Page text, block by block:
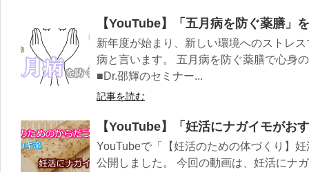
【YouTube】「五月病を防ぐ薬膳」
新年度が始まり、新しい環境へのストレ
病と言います。 五月病を防ぐ薬膳で心身
■Dr.邵輝のセミナー...
記事を読む
【YouTube】「妊活にナガイモがお
YouTubeで「【妊活のための体づくり】
公開しました。 今回の動画は、妊活にナ